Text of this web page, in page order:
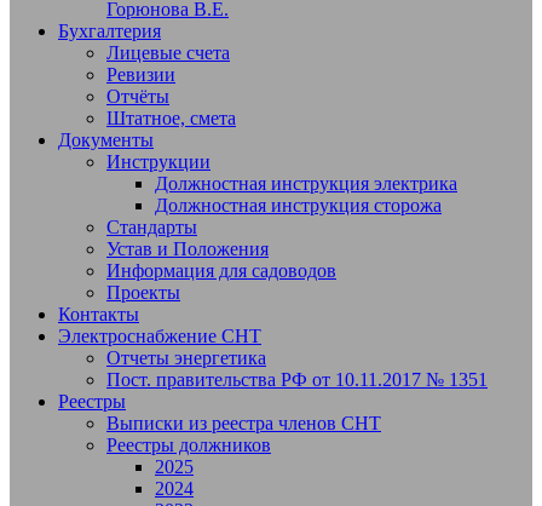
Горюнова В.Е.
Бухгалтерия
Лицевые счета
Ревизии
Отчёты
Штатное, смета
Документы
Инструкции
Должностная инструкция электрика
Должностная инструкция сторожа
Стандарты
Устав и Положения
Информация для садоводов
Проекты
Контакты
Электроснабжение СНТ
Отчеты энергетика
Пост. правительства РФ от 10.11.2017 № 1351
Реестры
Выписки из реестра членов СНТ
Реестры должников
2025
2024